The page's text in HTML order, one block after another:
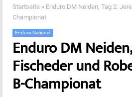
Startseite » Enduro DM Neiden, Tag 2:
Championat
Enduro National
Enduro DM
Fischeder und
B-Championat